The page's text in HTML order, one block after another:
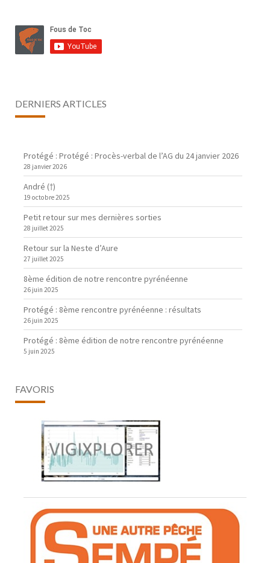
DERNIERS ARTICLES
Protégé : Protégé : Procès-verbal de l’AG du 24 janvier 2026
28 janvier 2026
André (†)
19 octobre 2025
Petit retour sur mes dernières sorties
28 juillet 2025
Retour sur la Neste d’Aure
27 juillet 2025
8ème édition de notre rencontre pyrénéenne
26 juin 2025
Protégé : 8ème rencontre pyrénéenne : résultats
26 juin 2025
Protégé : 8ème édition de notre rencontre pyrénéenne
5 juin 2025
FAVORIS